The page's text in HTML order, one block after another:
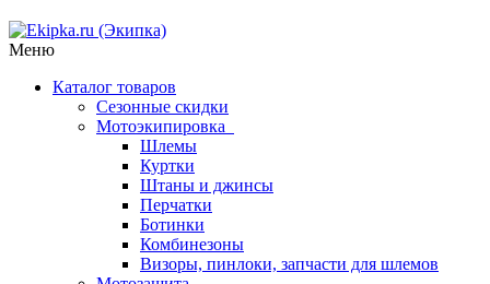
Меню
Каталог товаров
Сезонные скидки
Мотоэкипировка
Шлемы
Куртки
Штаны и джинсы
Перчатки
Ботинки
Комбинезоны
Визоры, пинлоки, запчасти для шлемов